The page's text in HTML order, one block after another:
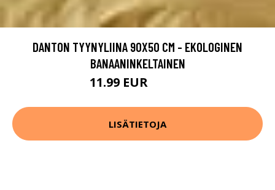
DANTON TYYNYLIINA 90X50 CM - EKOLOGINEN
BANAANINKELTAINEN
11.99 EUR
LISÄTIETOJA